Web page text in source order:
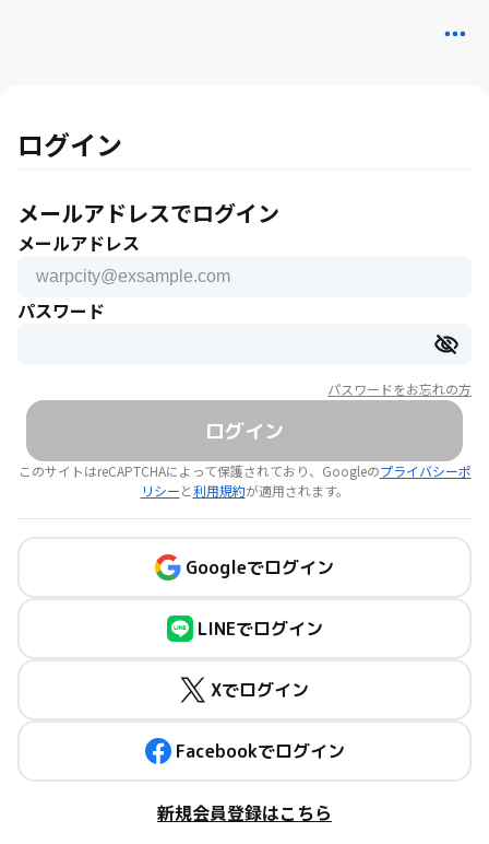
ログイン
メールアドレスでログイン
メールアドレス
パスワード
パスワードをお忘れの方
ログイン
このサイトはreCAPTCHAによって保護されており、Googleのプライバシーポ
リシーと利用規約が適用されます。
Googleでログイン
LINEでログイン
Xでログイン
Facebookでログイン
新規会員登録はこちら